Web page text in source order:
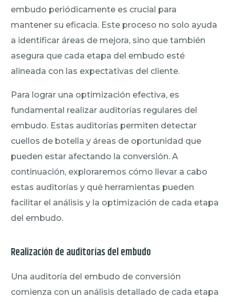
embudo periódicamente es crucial para
mantener su eficacia. Este proceso no solo ayuda
a identificar áreas de mejora, sino que también
asegura que cada etapa del embudo esté
alineada con las expectativas del cliente.
Para lograr una optimización efectiva, es
fundamental realizar auditorías regulares del
embudo. Estas auditorías permiten detectar
cuellos de botella y áreas de oportunidad que
pueden estar afectando la conversión. A
continuación, exploraremos cómo llevar a cabo
estas auditorías y qué herramientas pueden
facilitar el análisis y la optimización de cada etapa
del embudo.
Realización de auditorías del embudo
Una auditoría del embudo de conversión
comienza con un análisis detallado de cada etapa